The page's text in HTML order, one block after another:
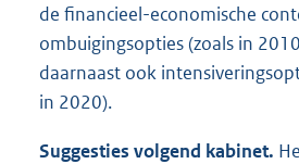
de financieel-economische
ombuigingsopties (zoals in
daarnaast ook
in 2020).
Suggesties volgend kabinet.